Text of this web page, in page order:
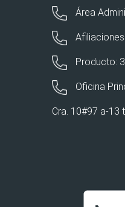
Área
Producto:
Oficina
Cra. 10#97 a-13